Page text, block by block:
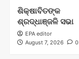
ଶିକ୍ଷାବିତଙ୍କ
ଶ୍ରଦ୍ଧାଞ୍ଜଳି ସଭା
EPA editor
August 7, 2026
0